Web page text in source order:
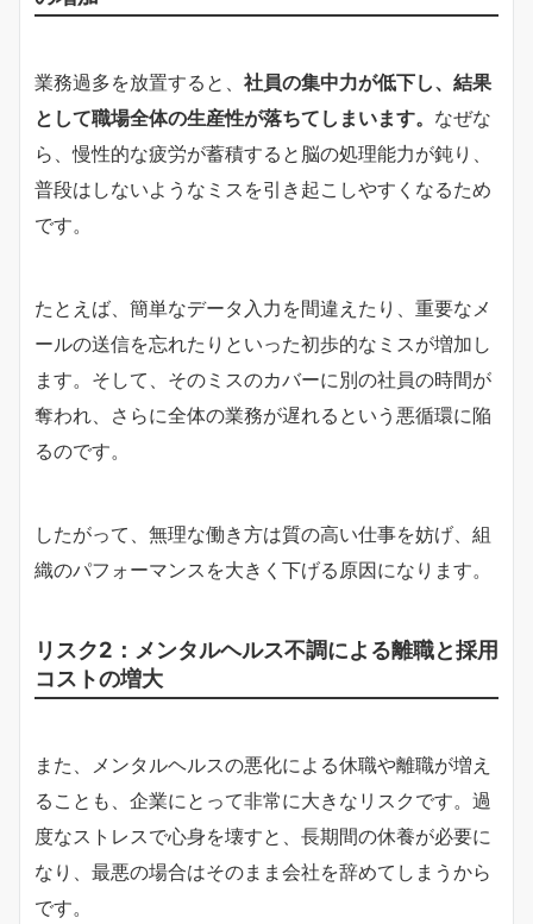
業務過多を放置すると、 社員の集中力が低下し、結果
として職場全体の生産性が落ちてしまいます。 なぜな
ら、慢性的な疲労が蓄積すると脳の処理能力が鈍り、
普段はしないようなミスを引き起こしやすくなるため
です。
たとえば、簡単なデータ入力を間違えたり、重要なメ
ールの送信を忘れたりといった初歩的なミスが増加し
ます。そして、そのミスのカバーに別の社員の時間が
奪われ、さらに全体の業務が遅れるという悪循環に陥
るのです。
したがって、無理な働き方は質の高い仕事を妨げ、組
織のパフォーマンスを大きく下げる原因になります。
リスク2：メンタルヘルス不調による離職と採用
コストの増大
また、メンタルヘルスの悪化による休職や離職が増え
ることも、企業にとって非常に大きなリスクです。過
度なストレスで心身を壊すと、長期間の休養が必要に
なり、最悪の場合はそのまま会社を辞めてしまうから
です。